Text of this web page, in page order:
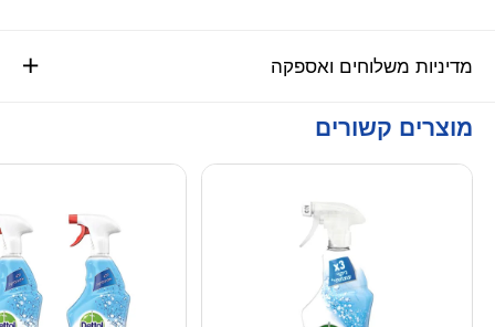
מדיניות משלוחים ואספקה
מוצרים קשורים